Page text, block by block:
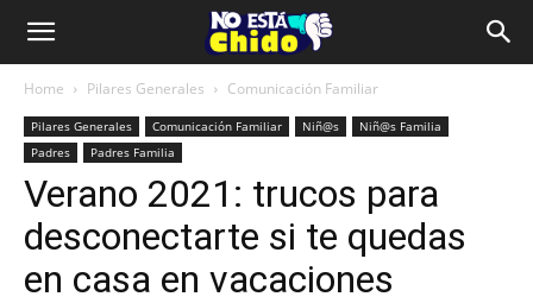
Home Pilares Generales Comunicación Familiar
Pilares Generales Comunicación Familiar Niñ@s
Niñ@s Familia
Padres
Padres Familia
Verano 2021: trucos para
desconectarte si te quedas
en casa en vacaciones